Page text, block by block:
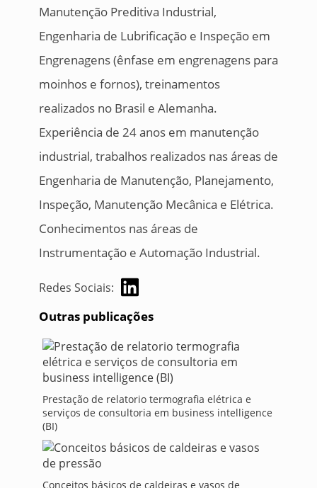
Manutenção Preditiva Industrial,
Engenharia de Lubrificação e Inspeção em
Engrenagens (ênfase em engrenagens para
moinhos e fornos), treinamentos
realizados no Brasil e Alemanha.
Experiência de 24 anos em manutenção
industrial, trabalhos realizados nas áreas de
Engenharia de Manutenção, Planejamento,
Inspeção, Manutenção Mecânica e Elétrica.
Conhecimentos nas áreas de
Instrumentação e Automação Industrial.
Redes Sociais:
Outras publicações
Prestação de relatorio termografia elétrica e
serviços de consultoria em business intelligence
(BI)
Conceitos básicos de caldeiras e vasos de